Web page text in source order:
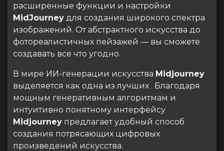
расширенные функции и настройки
MidJourney для создания широкого спектра
изображений. От абстрактного искусства до
фотореалистичных пейзажей — вы сможете
создавать все что угодно.
В мире ИИ-генерации искусства Midjourney
выделяется как одна из лучших . Благодаря
мощным генеративным алгоритмам и
интуитивно понятному интерфейсу
Midjourney предлагает удобный способ
создания потрясающих цифровых
произведений искусства.